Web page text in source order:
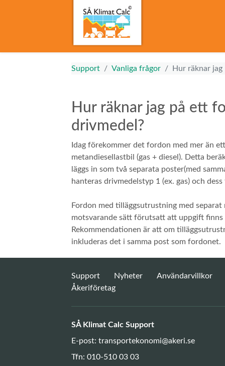
Support Vanliga frågor Hur räknar
Hur räknar jag på ett
drivmedel?
Idag förekommer det fordon med mer än
metandiesellastbil (gas + diesel). Detta
läggs in som två separata poster(med
hanteras drivmedelstyp 1 (ex. gas) och
Fordon med tilläggsutrustning med
motsvarande sätt förutsatt att uppgift
Rekommendationen är att om
inkluderas det i samma post som fordonet.
Support Nyheter
Användarvillkor
Åkeriföretag
SÅ Klimat Calc Support
E-post: transportekonomi@akeri.se
Tfn: 010-510 03 03